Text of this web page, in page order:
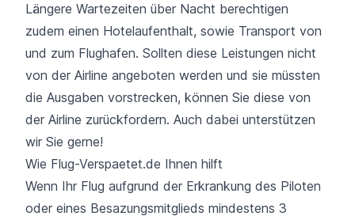
Längere Wartezeiten über Nacht berechtigen
zudem einen Hotelaufenthalt, sowie Transport von
und zum Flughafen. Sollten diese Leistungen nicht
von der Airline angeboten werden und sie müssten
die Ausgaben vorstrecken, können Sie diese von
der Airline zurückfordern. Auch dabei unterstützen
wir Sie gerne!
Wie Flug-Verspaetet.de Ihnen hilft
Wenn Ihr Flug aufgrund der Erkrankung des Piloten
oder eines Besazungsmitglieds mindestens 3